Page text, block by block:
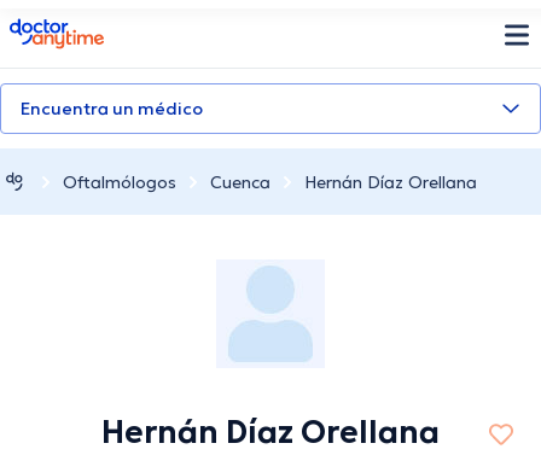
doctoranytime
Encuentra un médico
Oftalmólogos Cuenca Hernán Díaz Orellana
Hernán Díaz Orellana